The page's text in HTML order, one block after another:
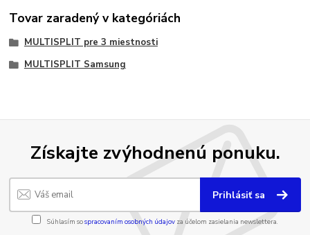
Tovar zaradený v kategóriách
MULTISPLIT pre 3 miestnosti
MULTISPLIT Samsung
Získajte zvýhodnenú ponuku.
Prihlásiť sa
Súhlasím sospracovaním osobných údajov za účelom zasielania newslettera.